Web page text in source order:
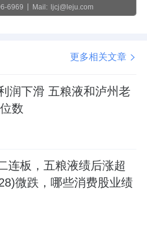
6969 Mail: ljcj@leju.com
更多相关文章
润下滑 五粮液和泸州老
数
连板，五粮液绩后涨超
微跌，哪些消费股业绩